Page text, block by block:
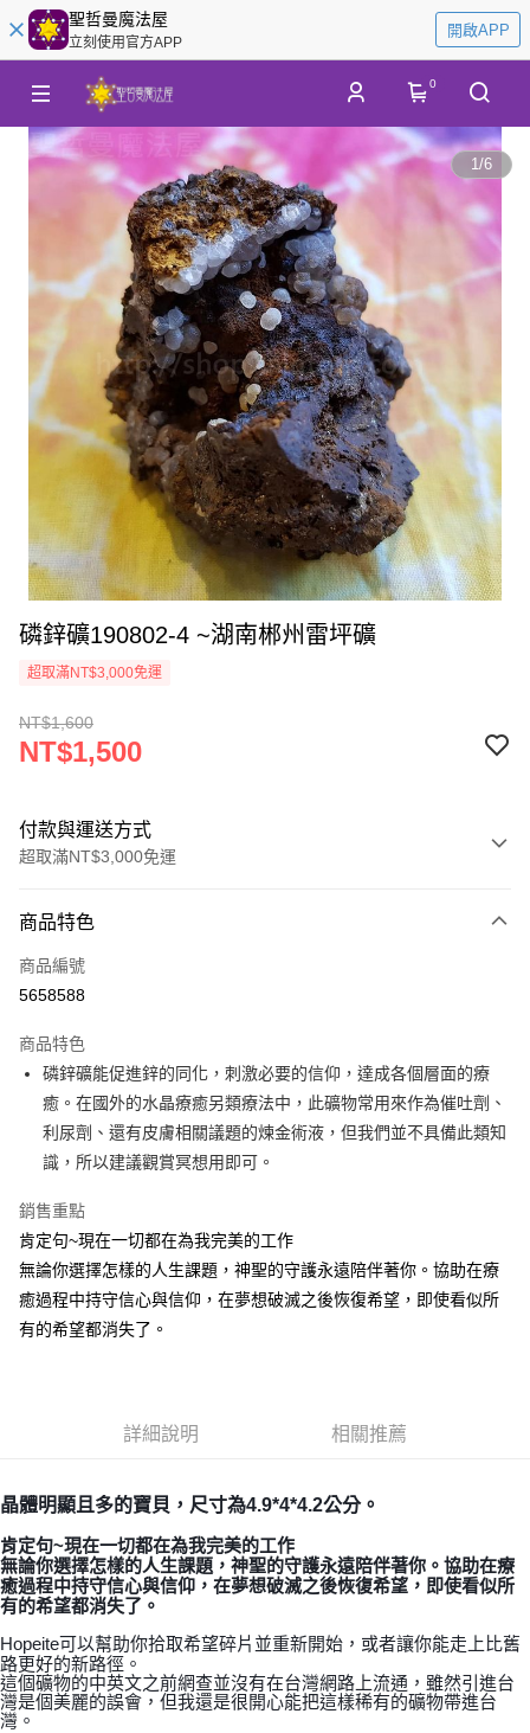
聖哲曼魔法屋
立刻使用官方APP
開啟APP
0
1/6
磷鋅礦190802-4 ~湖南郴州雷坪礦
超取滿NT$3,000免運
NT$1,600
NT$1,500
付款與運送方式
超取滿NT$3,000免運
信用卡一次付款
超商取貨付款
Apple Pay
街口支付
悠遊付
ATM付款
全家取貨付款
每筆NT$80，滿NT$3,000(含以上)免運費
賣家宅配幫您送（台灣）
每筆NT$80，滿NT$3,000(含以上)免運費
付款後門市自取
商品特色
商品編號
5658588
商品特色
磷鋅礦能促進鋅的同化，刺激必要的信仰，達成各個層面的療
癒。在國外的水晶療癒另類療法中，此礦物常用來作為催吐劑、
利尿劑、還有皮膚相關議題的煉金術液，但我們並不具備此類知
識，所以建議觀賞冥想用即可。
銷售重點
肯定句~現在一切都在為我完美的工作
無論你選擇怎樣的人生課題，神聖的守護永遠陪伴著你。協助在療
癒過程中持守信心與信仰，在夢想破滅之後恢復希望，即使看似所
有的希望都消失了。
詳細說明 相關推薦
晶體明顯且多的寶貝，尺寸為4.9*4*4.2公分。
肯定句~現在一切都在為我完美的工作
無論你選擇怎樣的人生課題，神聖的守護永遠陪伴著你。協助在療
癒過程中持守信心與信仰，在夢想破滅之後恢復希望，即使看似所
有的希望都消失了。
Hopeite可以幫助你拾取希望碎片並重新開始，或者讓你能走上比舊
路更好的新路徑。
這個礦物的中英文之前網查並沒有在台灣網路上流通，雖然引進台
灣是個美麗的誤會，但我還是很開心能把這樣稀有的礦物帶進台
灣。